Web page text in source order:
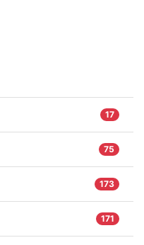
17
75
173
171